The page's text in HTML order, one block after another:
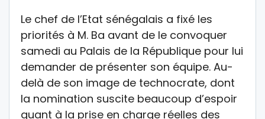
Le chef de l’Etat sénégalais a fixé les
priorités à M. Ba avant de le convoquer
samedi au Palais de la République pour lui
demander de présenter son équipe. Au-
delà de son image de technocrate, dont
la nomination suscite beaucoup d’espoir
quant à la prise en charge réelles des